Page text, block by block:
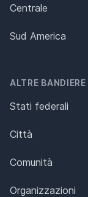
Centrale
Sud America
ALTRE BANDIERE
Stati federali
Città
Comunità
Organizzazioni